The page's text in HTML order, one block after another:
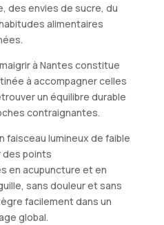
des envies de sucre, du
alimentaires
à Nantes constitue
à accompagner celles
un équilibre durable
contraignantes.
faisceau lumineux de faible
points
en acupuncture et en
sans douleur et sans
facilement dans un
global.